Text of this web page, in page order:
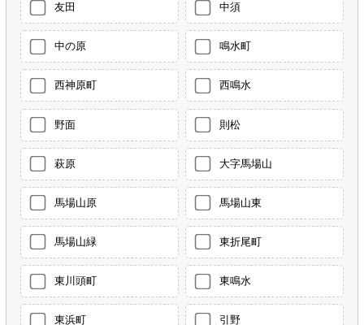
友田 中須
中の原 鳴水町
西神原町 西鳴水
野面 則松
萩原 大字馬場山
馬場山原 馬場山東
馬場山緑 東折尾町
東川頭町 東鳴水
東浜町 引野